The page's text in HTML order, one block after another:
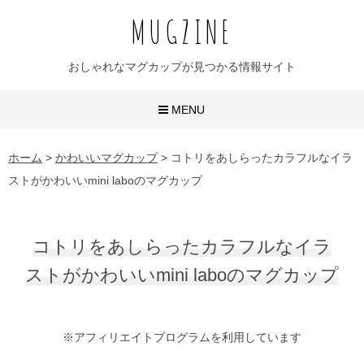
MUGZINE
おしゃれなマグカップが見つかる情報サイト
MENU
おしゃれなマグカップ
かわいいマグカップ
名入れマグカップ
ホーム > かわいいマグカップ> コトリをあしらったカラフルなイラ
ストがかわいいmini laboのマグカップ
コトリをあしらったカラフルなイラ
ストがかわいいmini laboのマグカップ
※アフィリエイトプログラムを利用しています